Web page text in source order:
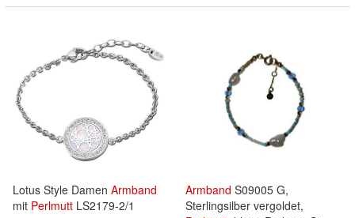
Lotus Style Damen Armband
mit Perlmutt LS2179-2/1
Armband S09005 G,
Sterlingsilber vergoldet,